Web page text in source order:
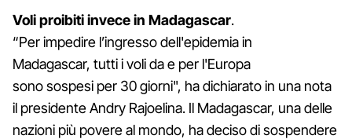
Voli proibiti invece in Madagascar.
“Per impedire l’ingresso dell'epidemia in
Madagascar, tutti i voli da e per l'Europa
sono sospesi per 30 giorni", ha dichiarato in una nota
il presidente Andry Rajoelina. Il Madagascar, una delle
nazioni più povere al mondo, ha deciso di sospendere